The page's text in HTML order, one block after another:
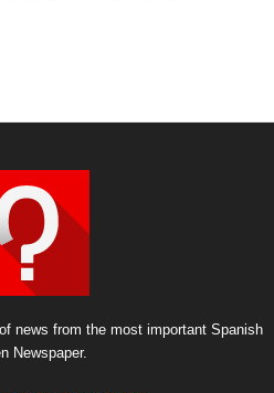
news from the most important Spanish
Newspaper.